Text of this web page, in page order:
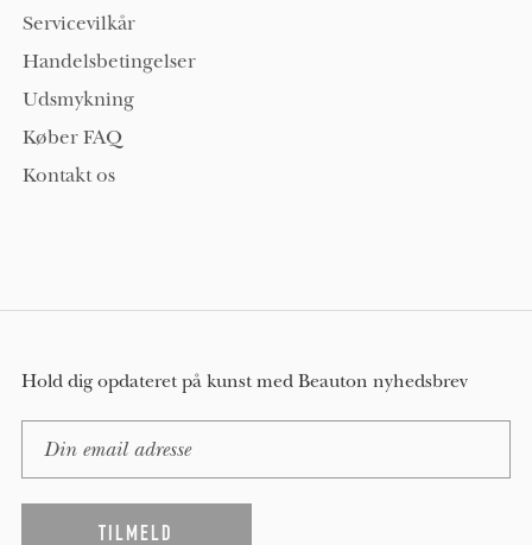
Servicevilkår
Handelsbetingelser
Udsmykning
Køber FAQ
Kontakt os
Hold dig opdateret på kunst med Beauton nyhedsbrev